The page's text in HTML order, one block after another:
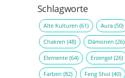
Schlagworte
Alte Kulturen (61) Aura(50)
Chakren (48) Dämonen (26)
Elemente(64) Erzengel (26)
Farben (82) Feng Shui (40)